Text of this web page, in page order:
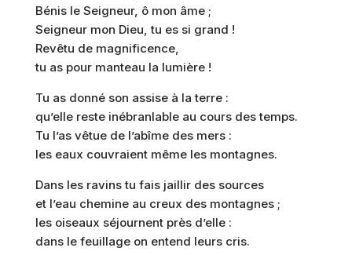
Bénis le Seigneur, ô mon âme ;
Seigneur mon Dieu, tu es si grand !
Revêtu de magnificence,
tu as pour manteau la lumière !
Tu as donné son assise à la terre :
qu’elle reste inébranlable au cours des temps.
Tu l’as vêtue de l’abîme des mers :
les eaux couvraient même les montagnes.
Dans les ravins tu fais jaillir des sources
et l’eau chemine au creux des montagnes ;
les oiseaux séjournent près d’elle :
dans le feuillage on entend leurs cris.